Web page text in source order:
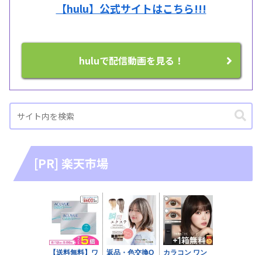
【hulu】公式サイトはこちら!!!
huluで配信動画を見る！
[PR] 楽天市場